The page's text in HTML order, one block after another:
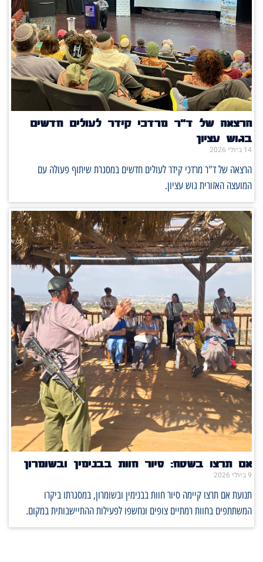
הרצאה של ד"ר מרדכי קידר לעולים חדשים
בגוש עציון
14 ביולי 2026
הרצאה של ד"ר מרדכי קידר לעולים חדשים במסגרת שיתוף פעולה עם
המועצה האזורית גוש עציון.
אם תרצו בשטח: סיור חוות בבנימין ובשומרון
9 ביולי 2026
תנועת אם תרצו קיימה סיור חוות בבנימין ובשומרון, במסגרתו ביקרו
המשתתפים בחוות רמתיים צופים ונחשפו לפעילות ההתיישבותית במקום.